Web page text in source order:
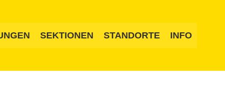
SEKTIONEN STANDORTE INFO